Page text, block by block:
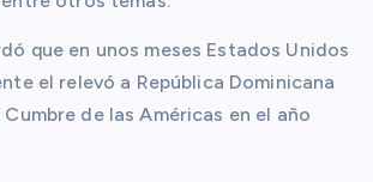
que en unos meses Estados Unidos
el relevó a República Dominicana
de las Américas en el año